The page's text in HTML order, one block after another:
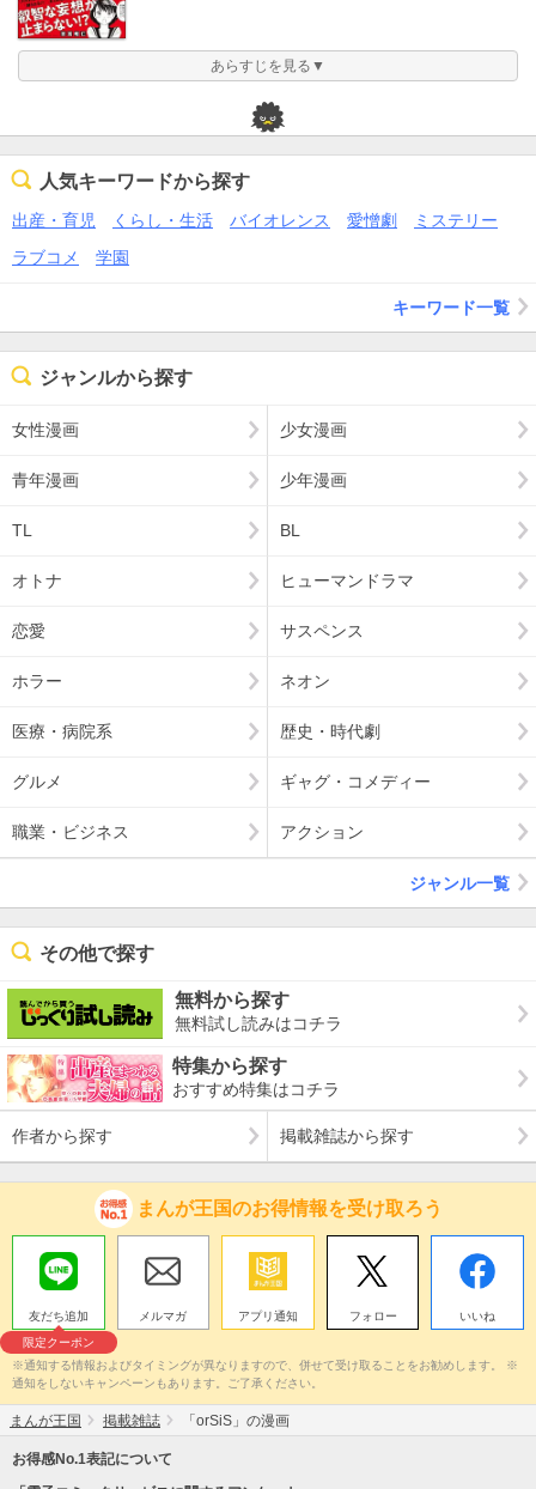
あらすじを見る▼
人気キーワードから探す
出産・育児 くらし・生活 バイオレンス 愛憎劇
ミステリー
ラブコメ
学園
キーワード一覧
ジャンルから探す
女性漫画 少女漫画
青年漫画 少年漫画
TL BL
オトナ ヒューマンドラマ
恋愛 サスペンス
ホラー ネオン
医療・病院系 歴史・時代劇
グルメ ギャグ・コメディー
職業・ビジネス アクション
ジャンル一覧
その他で探す
無料から探す
無料試し読みはコチラ
特集から探す
おすすめ特集はコチラ
作者から探す 掲載雑誌から探す
まんが王国のお得情報を受け取ろう
友だち追加
限定クーポン
メルマガ アプリ通知 フォロー いいね
※通知する情報およびタイミングが異なりますので、併せて受け取ることをお勧めします。 ※
通知をしないキャンペーンもあります。ご了承ください。
まんが王国 掲載雑誌 「orSiS」の漫画
お得感No.1表記について